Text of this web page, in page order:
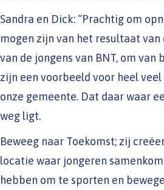
Sandra en Dick: “Prachtig om
mogen zijn van het resultaat
van de jongens van BNT, om van
zijn een voorbeeld voor heel
onze gemeente. Dat daar waar
weg ligt.
Beweeg naar Toekomst; zij
locatie waar jongeren
hebben om te sporten en